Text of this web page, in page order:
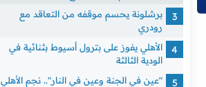
برشلونة يحسم موقفه من التعاقد مع
رودري
الأهلي يفوز على بترول أسيوط بثنائية في
الودية الثالثة
"عين في الجنة وعين في النار".. نجم الأهلي